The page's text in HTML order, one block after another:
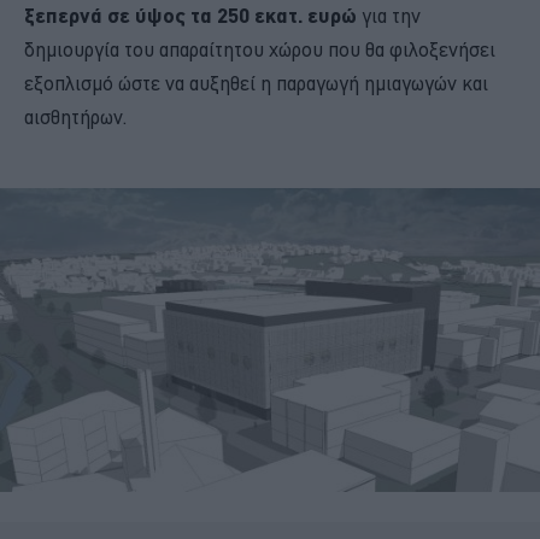
ξεπερνά σε ύψος τα 250 εκατ. ευρώ για την
δημιουργία του απαραίτητου χώρου που θα φιλοξενήσει
εξοπλισμό ώστε να αυξηθεί η παραγωγή ημιαγωγών και
αισθητήρων.